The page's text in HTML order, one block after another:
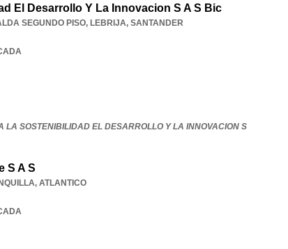
El Desarrollo Y La Innovacion S A S Bic
SEGUNDO PISO, LEBRIJA, SANTANDER
LA SOSTENIBILIDAD EL DESARROLLO Y LA INNOVACION S
S A S
, ATLANTICO